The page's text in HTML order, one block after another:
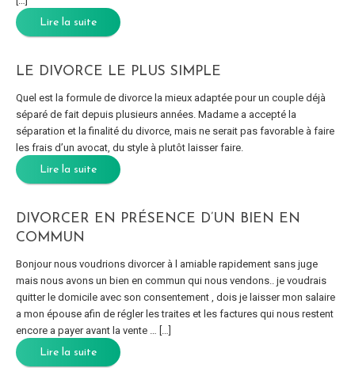
Lire la suite
LE DIVORCE LE PLUS SIMPLE
Quel est la formule de divorce la mieux adaptée pour un couple déjà
séparé de fait depuis plusieurs années. Madame a accepté la
séparation et la finalité du divorce, mais ne serait pas favorable à faire
les frais d’un avocat, du style à plutôt laisser faire.
Lire la suite
DIVORCER EN PRÉSENCE D’UN BIEN EN
COMMUN
Bonjour nous voudrions divorcer à l amiable rapidement sans juge
mais nous avons un bien en commun qui nous vendons.. je voudrais
quitter le domicile avec son consentement , dois je laisser mon salaire
a mon épouse afin de régler les traites et les factures qui nous restent
encore a payer avant la vente … […]
Lire la suite